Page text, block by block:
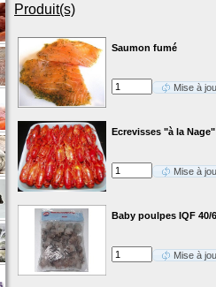
Produit(s)
Saumon fumé
Mise à
Ecrevisses "à la Nage"
Mise à
Baby poulpes IQF 40/
Mise à